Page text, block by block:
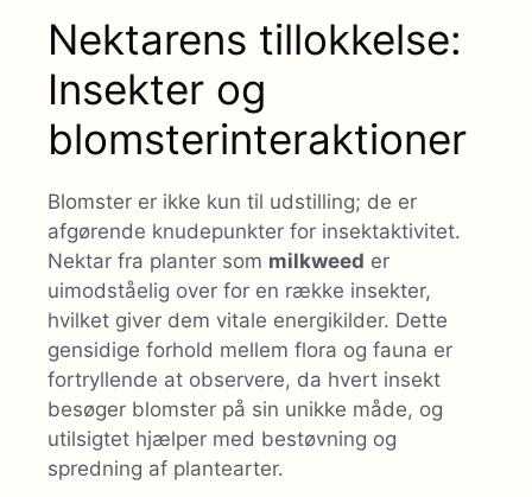
Nektarens tillokkelse:
Insekter og
blomsterinteraktioner
Blomster er ikke kun til udstilling; de er
afgørende knudepunkter for insektaktivitet.
Nektar fra planter som milkweed er
uimodståelig over for en række insekter,
hvilket giver dem vitale energikilder. Dette
gensidige forhold mellem flora og fauna er
fortryllende at observere, da hvert insekt
besøger blomster på sin unikke måde, og
utilsigtet hjælper med bestøvning og
spredning af plantearter.